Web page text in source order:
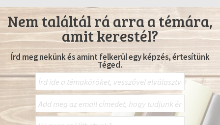
Nem találtál rá arra a témára,
amit kerestél?
Írd meg nekünk és amint felkerül egy képzés, értesítünk
Téged.